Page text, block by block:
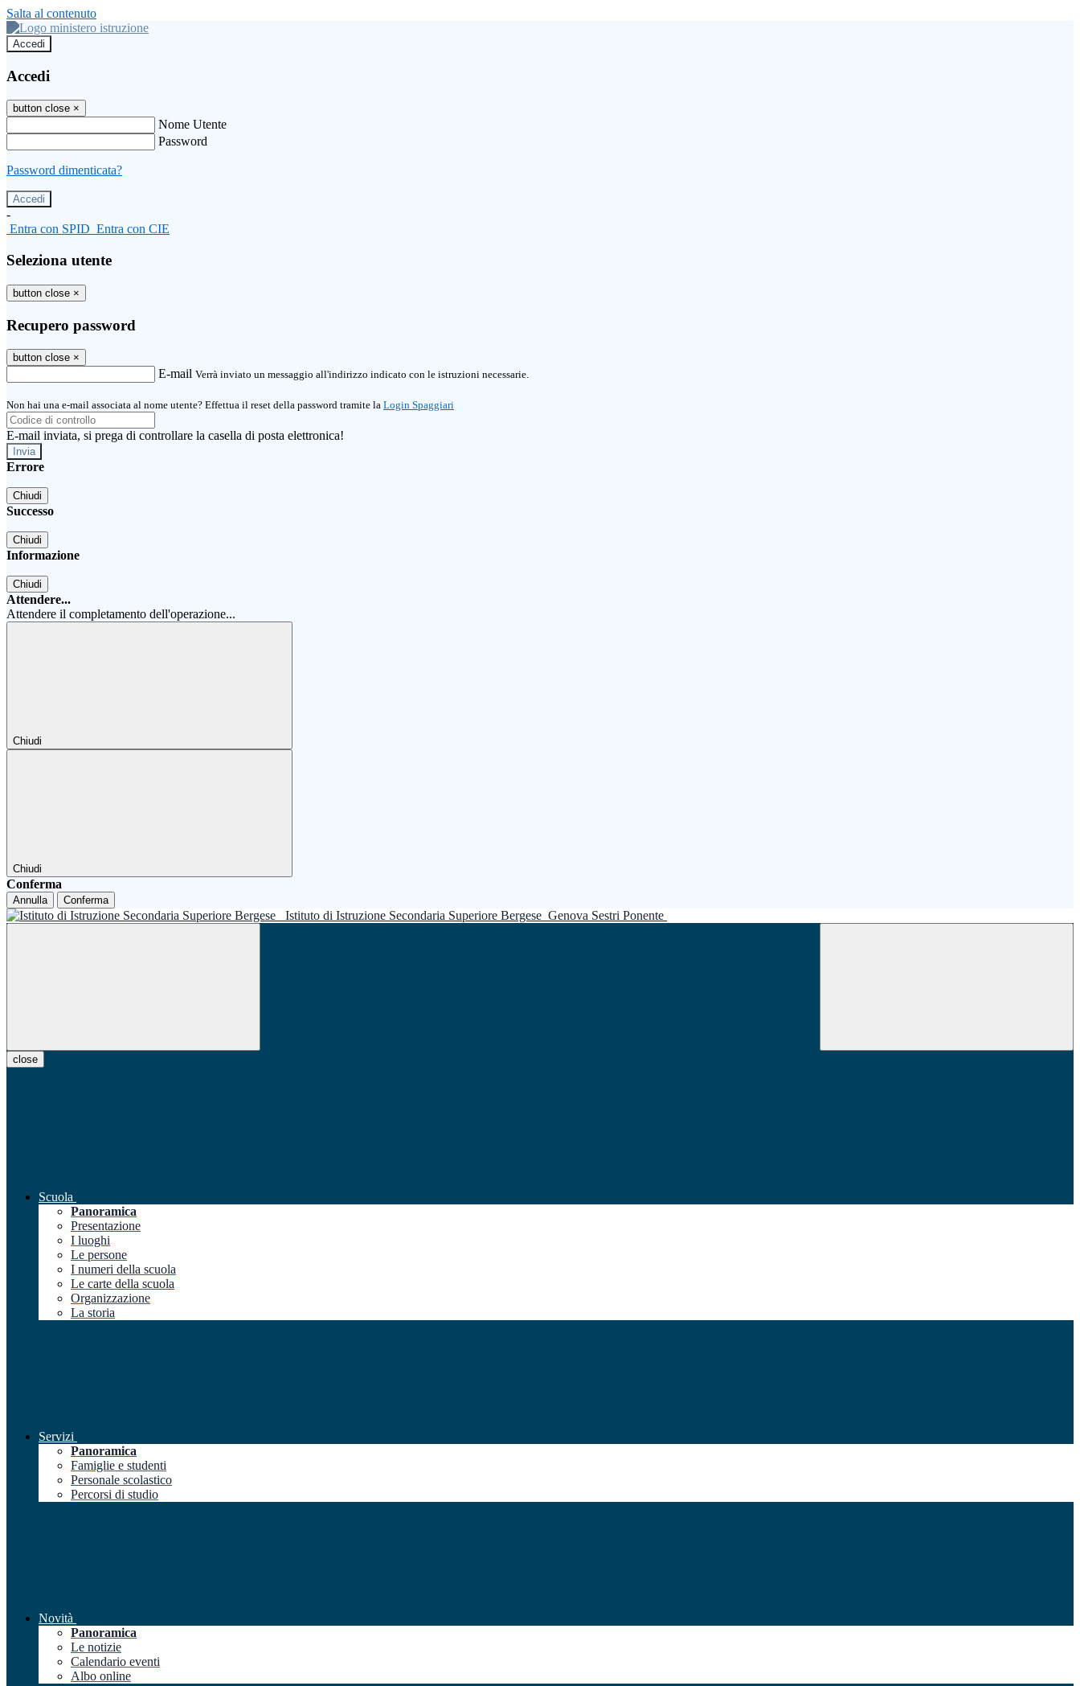
Salta al contenuto
Accedi
Accedi
button close ×
Nome Utente
Password
Password dimenticata?
-
Entra con SPID Entra con CIE
Seleziona utente
button close ×
Recupero password
button close ×
E-mail Verrà inviato un messaggio all'indirizzo indicato con le istruzioni necessarie.
Non hai una e-mail associata al nome utente? Effettua il reset della password tramite la Login Spaggiari
E-mail inviata, si prega di controllare la casella di posta elettronica!
Errore
Chiudi
Successo
Chiudi
Informazione
Chiudi
Attendere...
Attendere il completamento dell'operazione...
Chiudi
Chiudi
Conferma
Annulla Conferma
Istituto di Istruzione Secondaria Superiore Bergese Genova Sestri Ponente
close
Scuola
Panoramica
Presentazione
I luoghi
Le persone
I numeri della scuola
Le carte della scuola
Organizzazione
La storia
Servizi
Panoramica
Famiglie e studenti
Personale scolastico
Percorsi di studio
Novità
Panoramica
Le notizie
Calendario eventi
Albo online